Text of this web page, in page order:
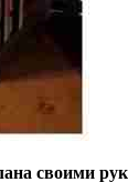
своими